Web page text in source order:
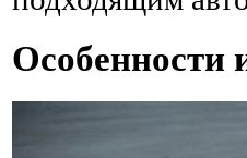
Особенности